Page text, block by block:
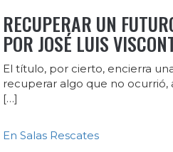
RECUPERAR UN
POR JOSÉ LUIS
El título, por cierto, encierra
recuperar algo que no
[…]
En Salas Rescates